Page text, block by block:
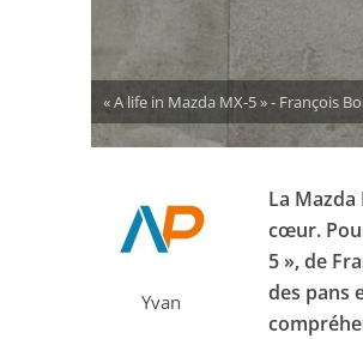
« A life in Mazda MX-5 » - François
Yvan
La
cœur.
5 », de
des pans